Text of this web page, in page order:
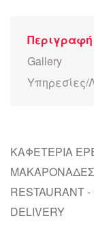
Περιγραφή
Gallery
Υπηρεσίες/
ΚΑΦΕΤΕΡΙΑ
ΜΑΚΑΡΟΝΑΔΕΣ
RESTAURANT
DELIVERY